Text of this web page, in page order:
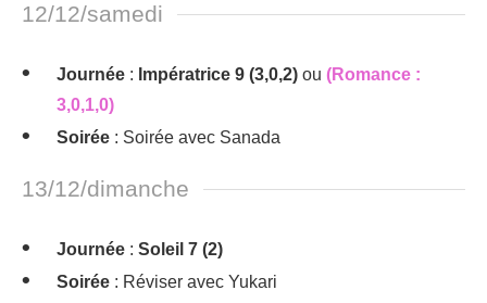
12/12/samedi
Journée : Impératrice 9 (3,0,2) ou (Romance :
3,0,1,0)
Soirée : Soirée avec Sanada
13/12/dimanche
Journée : Soleil 7 (2)
Soirée : Réviser avec Yukari